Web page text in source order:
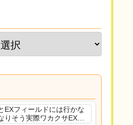
EXフィールドには行かな
りそう実際ワカクサEXで